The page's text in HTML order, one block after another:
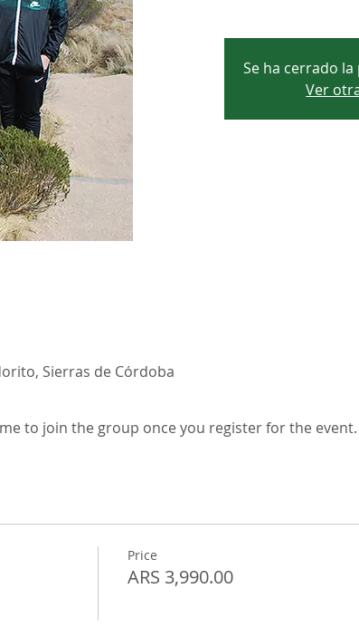
Se ha cerrado
Ver
Sierras de Córdoba
to join the group once you register for the event.
Price
ARS 3,990.00